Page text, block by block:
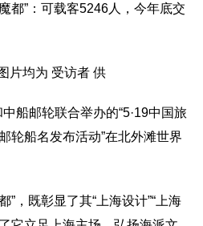
片均为 受访者 供
船邮轮联合举办的“5·19中国旅
轮船名发布活动”在北外滩世界
”，既彰显了其“上海设计”“上海